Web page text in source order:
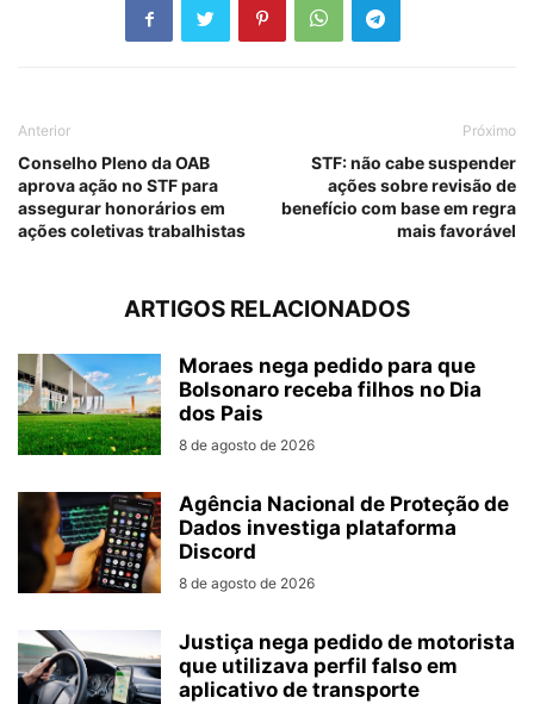
Anterior
Conselho Pleno da OAB
aprova ação no STF para
assegurar honorários em
ações coletivas trabalhistas
Próximo
STF: não cabe suspender
ações sobre revisão de
benefício com base em regra
mais favorável
ARTIGOS RELACIONADOS
Moraes nega pedido para que
Bolsonaro receba filhos no Dia
dos Pais
8 de agosto de 2026
Agência Nacional de Proteção de
Dados investiga plataforma
Discord
8 de agosto de 2026
Justiça nega pedido de motorista
que utilizava perfil falso em
aplicativo de transporte